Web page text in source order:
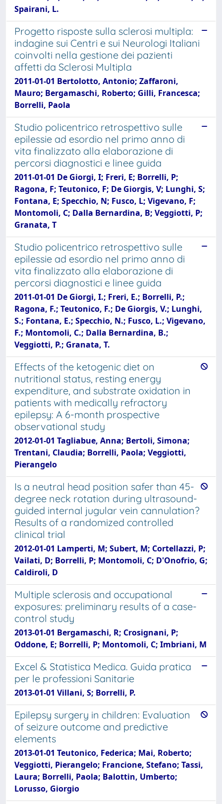
Spairani, L.
Progetto risposte sulla sclerosi multipla:
indagine sui Centri e sui Neurologi Italiani
coinvolti nella gestione dei pazienti
affetti da Sclerosi Multipla
2011-01-01 Bertolotto, Antonio; Zaffaroni,
Mauro; Bergamaschi, Roberto; Gilli, Francesca;
Borrelli, Paola
Studio policentrico retrospettivo sulle
epilessie ad esordio nel primo anno di
vita finalizzato alla elaborazione di
percorsi diagnostici e linee guida
2011-01-01 De Giorgi, I; Freri, E; Borrelli, P;
Ragona, F; Teutonico, F; De Giorgis, V; Lunghi, S;
Fontana, E; Specchio, N; Fusco, L; Vigevano, F;
Montomoli, C; Dalla Bernardina, B; Veggiotti, P;
Granata, T
Studio policentrico retrospettivo sulle
epilessie ad esordio nel primo anno di
vita finalizzato alla elaborazione di
percorsi diagnostici e linee guida
2011-01-01 De Giorgi, I.; Freri, E.; Borrelli, P.;
Ragona, F.; Teutonico, F.; De Giorgis, V.; Lunghi,
S.; Fontana, E.; Specchio, N.; Fusco, L.; Vigevano,
F.; Montomoli, C.; Dalla Bernardina, B.;
Veggiotti, P.; Granata, T.
Effects of the ketogenic diet on
nutritional status, resting energy
expenditure, and substrate oxidation in
patients with medically refractory
epilepsy: A 6-month prospective
observational study
2012-01-01 Tagliabue, Anna; Bertoli, Simona;
Trentani, Claudia; Borrelli, Paola; Veggiotti,
Pierangelo
Is a neutral head position safer than 45-
degree neck rotation during ultrasound-
guided internal jugular vein cannulation?
Results of a randomized controlled
clinical trial
2012-01-01 Lamperti, M; Subert, M; Cortellazzi, P;
Vailati, D; Borrelli, P; Montomoli, C; D'Onofrio, G;
Caldiroli, D
Multiple sclerosis and occupational
exposures: preliminary results of a case-
control study
2013-01-01 Bergamaschi, R; Crosignani, P;
Oddone, E; Borrelli, P; Montomoli, C; Imbriani, M
Excel & Statistica Medica. Guida pratica
per le professioni Sanitarie
2013-01-01 Villani, S; Borrelli, P.
Epilepsy surgery in children: Evaluation
of seizure outcome and predictive
elements
2013-01-01 Teutonico, Federica; Mai, Roberto;
Veggiotti, Pierangelo; Francione, Stefano; Tassi,
Laura; Borrelli, Paola; Balottin, Umberto;
Lorusso, Giorgio